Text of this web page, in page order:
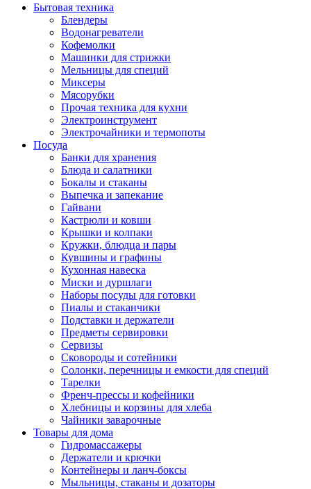
Бытовая техника
Блендеры
Водонагреватели
Кофемолки
Машинки для стрижки
Мельницы для специй
Миксеры
Мясорубки
Прочая техника для кухни
Электроинструмент
Электрочайники и термопоты
Посуда
Банки для хранения
Блюда и салатники
Бокалы и стаканы
Выпечка и запекание
Гайвани
Кастрюли и ковши
Крышки и колпаки
Кружки, блюдца и пары
Кувшины и графины
Кухонная навеска
Миски и дуршлаги
Наборы посуды для готовки
Пиалы и стаканчики
Подставки и держатели
Предметы сервировки
Сервизы
Сковороды и сотейники
Солонки, перечницы и емкости для специй
Тарелки
Френч-прессы и кофейники
Хлебницы и корзины для хлеба
Чайники заварочные
Товары для дома
Гидромассажеры
Держатели и крючки
Контейнеры и ланч-боксы
Мыльницы, стаканы и дозаторы